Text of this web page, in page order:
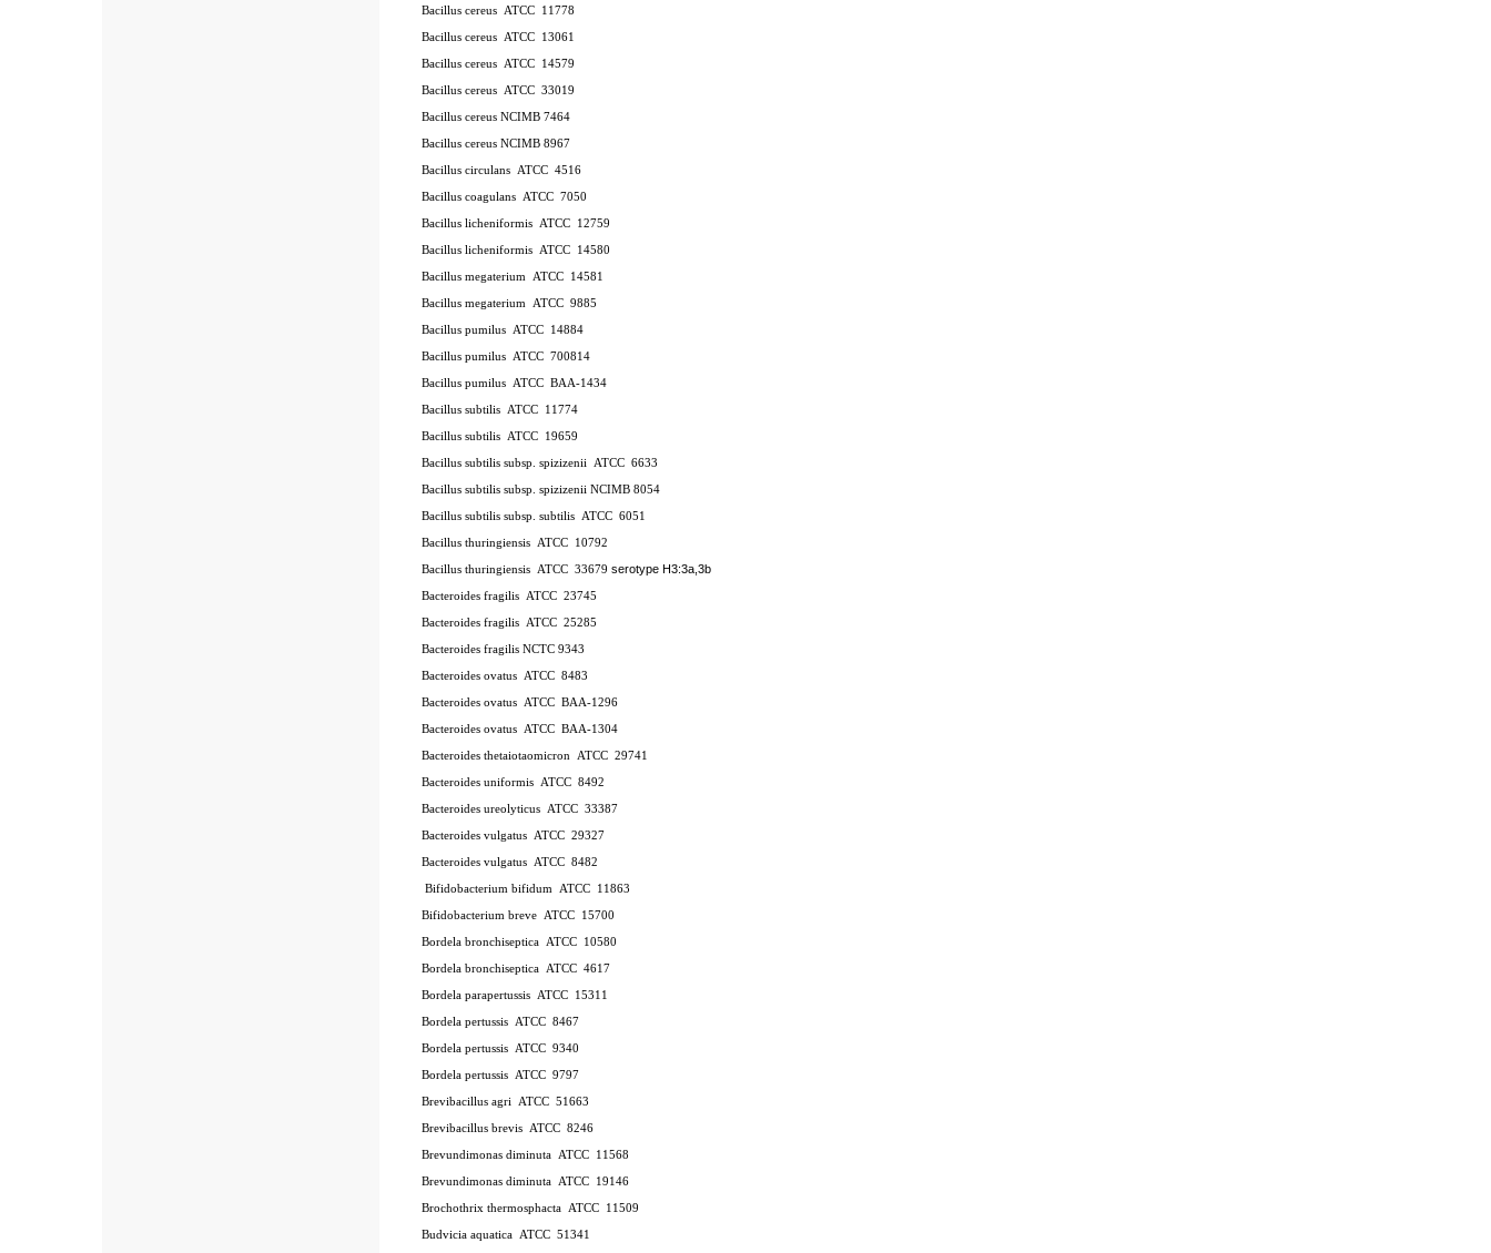
Bacillus cereus ATCC 11778
Bacillus cereus ATCC 13061
Bacillus cereus ATCC 14579
Bacillus cereus ATCC 33019
Bacillus cereus NCIMB 7464
Bacillus cereus NCIMB 8967
Bacillus circulans ATCC 4516
Bacillus coagulans ATCC 7050
Bacillus licheniformis ATCC 12759
Bacillus licheniformis ATCC 14580
Bacillus megaterium ATCC 14581
Bacillus megaterium ATCC 9885
Bacillus pumilus ATCC 14884
Bacillus pumilus ATCC 700814
Bacillus pumilus ATCC BAA-1434
Bacillus subtilis ATCC 11774
Bacillus subtilis ATCC 19659
Bacillus subtilis subsp. spizizenii ATCC 6633
Bacillus subtilis subsp. spizizenii NCIMB 8054
Bacillus subtilis subsp. subtilis ATCC 6051
Bacillus thuringiensis ATCC 10792
Bacillus thuringiensis ATCC 33679 serotype H3:3a,3b
Bacteroides fragilis ATCC 23745
Bacteroides fragilis ATCC 25285
Bacteroides fragilis NCTC 9343
Bacteroides ovatus ATCC 8483
Bacteroides ovatus ATCC BAA-1296
Bacteroides ovatus ATCC BAA-1304
Bacteroides thetaiotaomicron ATCC 29741
Bacteroides uniformis ATCC 8492
Bacteroides ureolyticus ATCC 33387
Bacteroides vulgatus ATCC 29327
Bacteroides vulgatus ATCC 8482
Bifidobacterium bifidum ATCC 11863
Bifidobacterium breve ATCC 15700
Bordela bronchiseptica ATCC 10580
Bordela bronchiseptica ATCC 4617
Bordela parapertussis ATCC 15311
Bordela pertussis ATCC 8467
Bordela pertussis ATCC 9340
Bordela pertussis ATCC 9797
Brevibacillus agri ATCC 51663
Brevibacillus brevis ATCC 8246
Brevundimonas diminuta ATCC 11568
Brevundimonas diminuta ATCC 19146
Brochothrix thermosphacta ATCC 11509
Budvicia aquatica ATCC 51341